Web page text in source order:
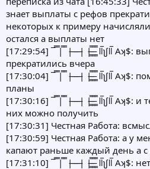
знает выплаты с рефов
некоторых к примеру
остался а выплаты нет
[17:29:54] ¯̿ ̿|̿ ̿ |̶ ̶ ̶ ̶| |̶͇̿ ̶͇̿ ͇̿ ǁ̅ʅʃǁ̅ Αʞ$:
прекратились вчера
[17:30:04] ¯̿ ̿|̿ ̿ |̶ ̶ ̶ ̶| |̶͇̿ ̶͇̿ ͇̿ ǁ̅ʅʃǁ̅ Αʞ$:
планы
[17:30:16] ¯̿ ̿|̿ ̿ |̶ ̶ ̶ ̶| |̶͇̿ ̶͇̿ ͇̿ ǁ̅ʅʃǁ̅ Αʞ$: и
них можно получить
[17:30:31] Честная Работа:
[17:30:59] Честная Работа: а у
капают раньше каждый день а
[17:31:10] ¯̿ ̿|̿ ̿ |̶ ̶ ̶ ̶| |̶͇̿ ̶͇̿ ͇̿ ǁ̅ʅʃǁ̅ Αʞ$: